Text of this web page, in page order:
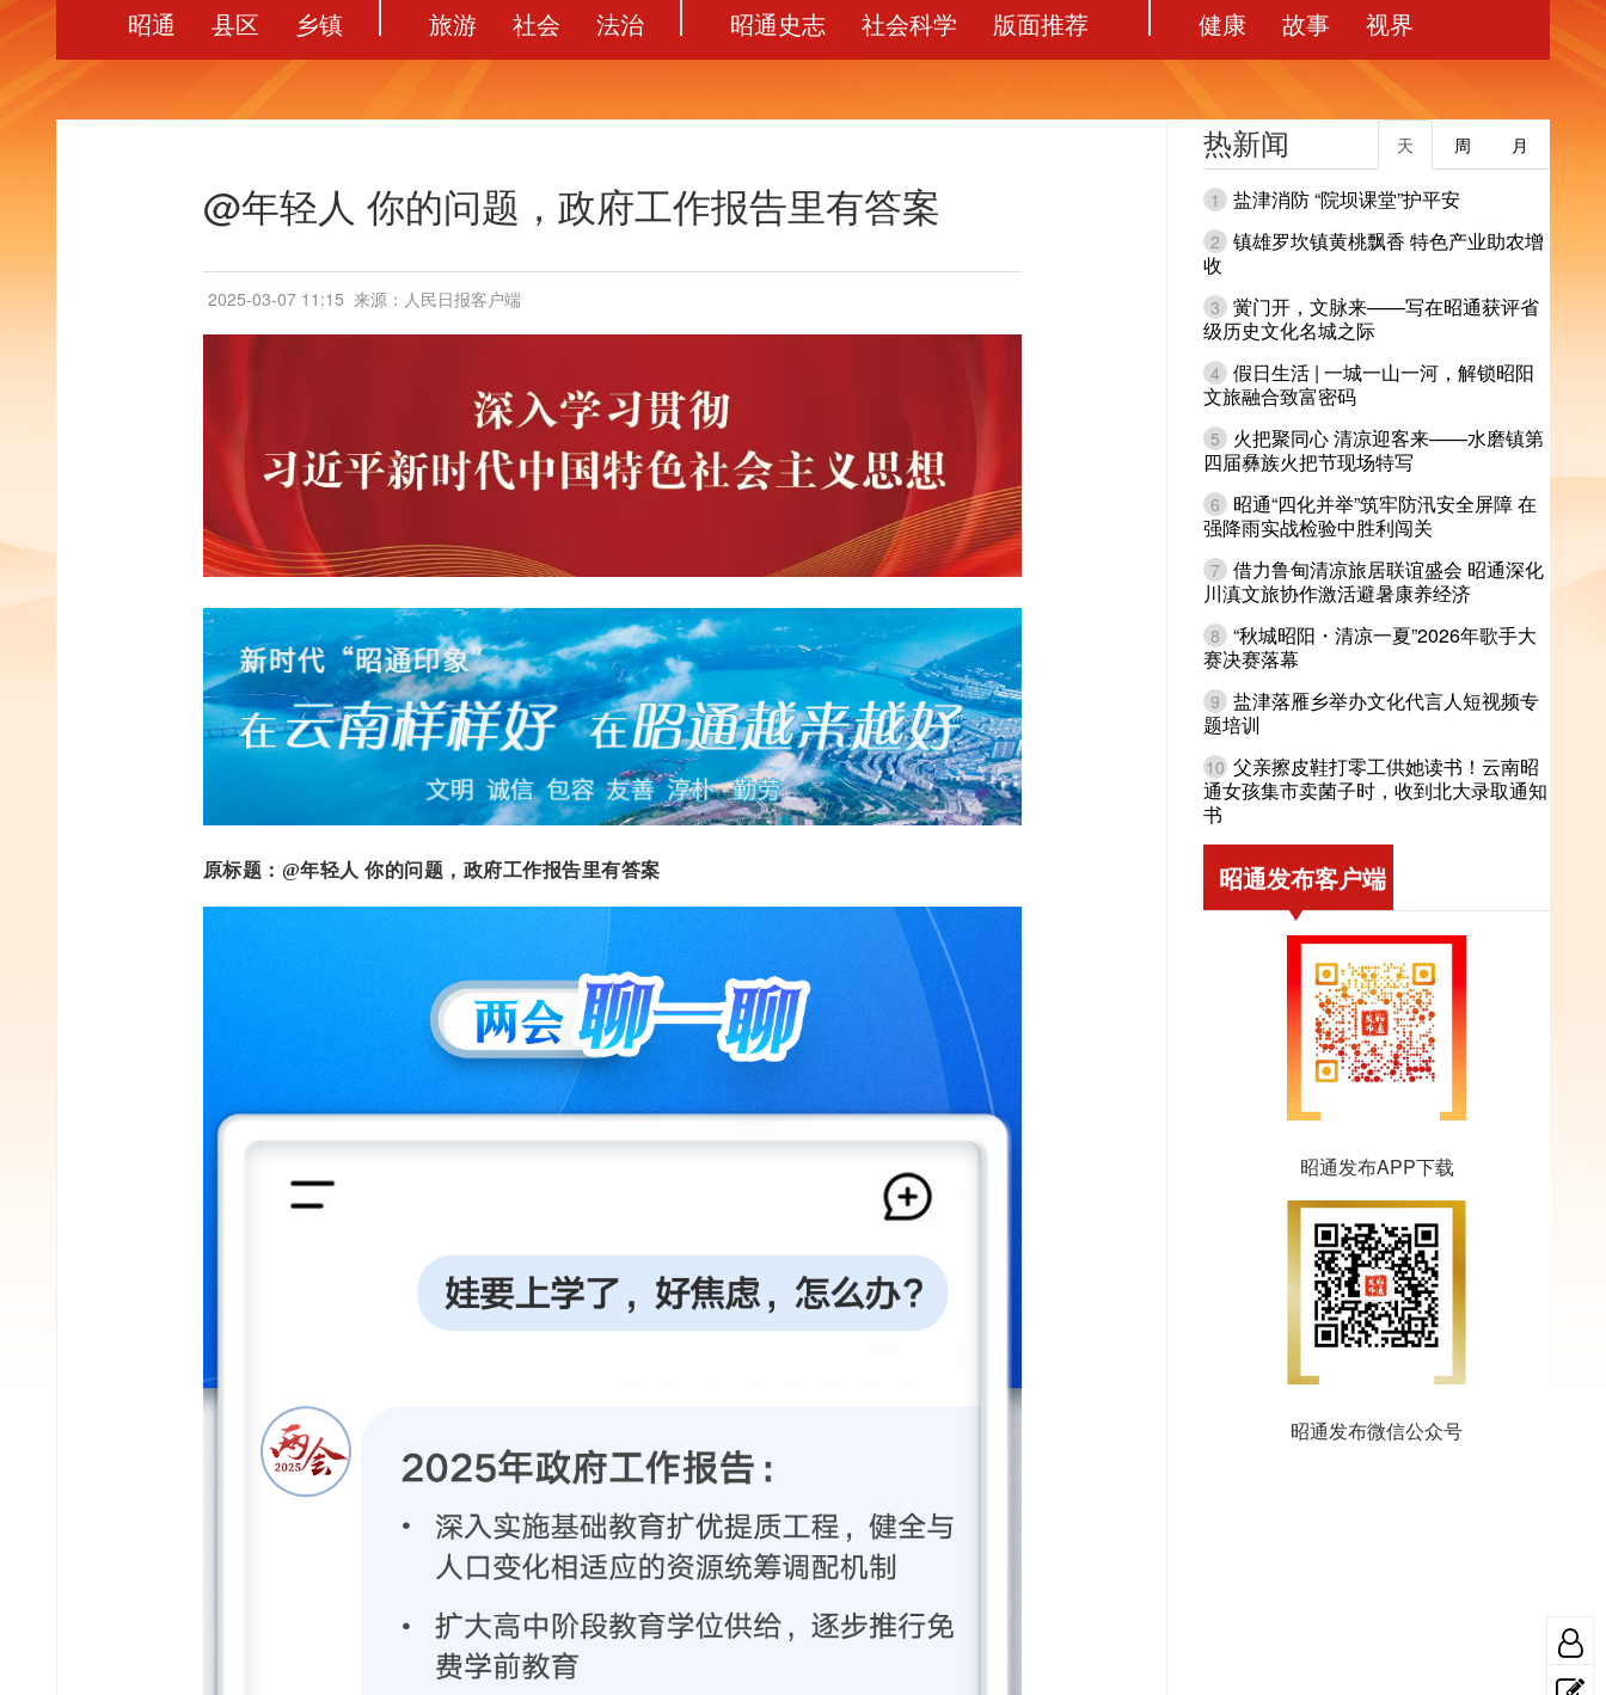
昭通
县区 乡镇
旅游
社会 法治
昭通史志
社会科学 版面推荐
健康
故事 视界
@年轻人 你的问题，政府工作报告里有答案
2025-03-07 11:15 来源：人民日报客户端
原标题：@年轻人 你的问题，政府工作报告里有答案
热新闻 月
周
天
1 盐津消防 “院坝课堂”护平安
2 镇雄罗坎镇黄桃飘香 特色产业助农增
收
3 黉门开，文脉来——写在昭通获评省
级历史文化名城之际
4 假日生活 | 一城一山一河，解锁昭阳
文旅融合致富密码
5
火把聚同心 清凉迎客来——水磨镇第
四届彝族火把节现场特写
6
昭通“四化并举”筑牢防汛安全屏障 在
强降雨实战检验中胜利闯关
7 借力鲁甸清凉旅居联谊盛会 昭通深化
川滇文旅协作激活避暑康养经济
8 “秋城昭阳・清凉一夏”2026年歌手大
赛决赛落幕
9 盐津落雁乡举办文化代言人短视频专
题培训
10 父亲擦皮鞋打零工供她读书！云南昭
通女孩集市卖菌子时，收到北大录取通知
书
昭通发布客户端
昭通发布APP下载
昭通发布微信公众号